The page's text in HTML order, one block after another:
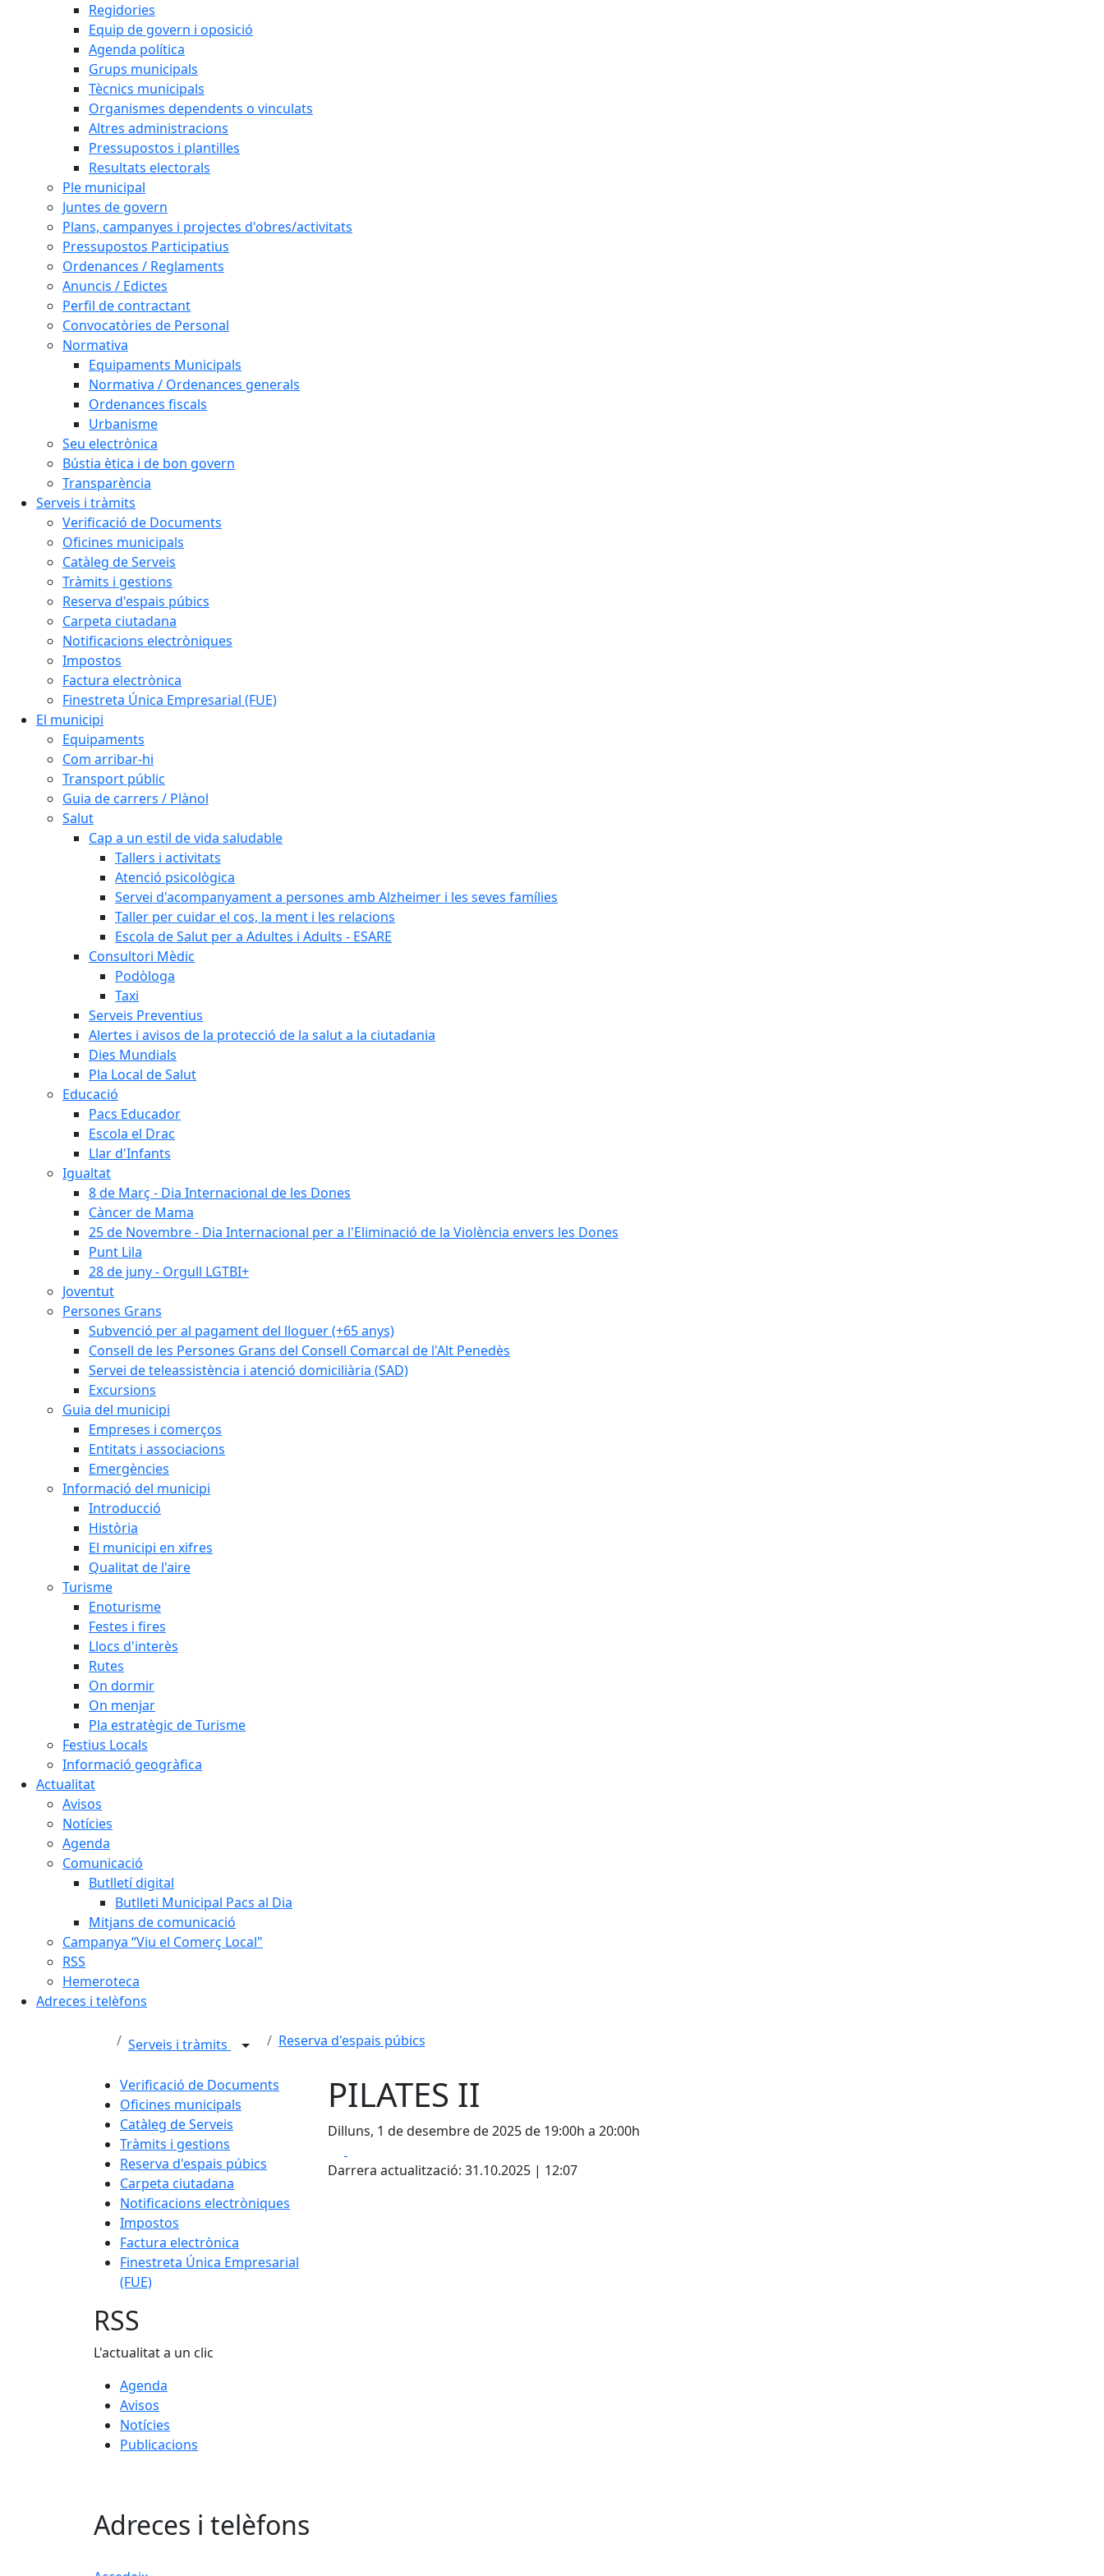
Regidories
Equip de govern i oposició
Agenda política
Grups municipals
Tècnics municipals
Organismes dependents o vinculats
Altres administracions
Pressupostos i plantilles
Resultats electorals
Ple municipal
Juntes de govern
Plans, campanyes i projectes d'obres/activitats
Pressupostos Participatius
Ordenances / Reglaments
Anuncis / Edictes
Perfil de contractant
Convocatòries de Personal
Normativa
Equipaments Municipals
Normativa / Ordenances generals
Ordenances fiscals
Urbanisme
Seu electrònica
Bústia ètica i de bon govern
Transparència
Serveis i tràmits
Verificació de Documents
Oficines municipals
Catàleg de Serveis
Tràmits i gestions
Reserva d'espais púbics
Carpeta ciutadana
Notificacions electròniques
Impostos
Factura electrònica
Finestreta Única Empresarial (FUE)
El municipi
Equipaments
Com arribar-hi
Transport públic
Guia de carrers / Plànol
Salut
Cap a un estil de vida saludable
Tallers i activitats
Atenció psicològica
Servei d'acompanyament a persones amb Alzheimer i les seves famílies
Taller per cuidar el cos, la ment i les relacions
Escola de Salut per a Adultes i Adults - ESARE
Consultori Mèdic
Podòloga
Taxi
Serveis Preventius
Alertes i avisos de la protecció de la salut a la ciutadania
Dies Mundials
Pla Local de Salut
Educació
Pacs Educador
Escola el Drac
Llar d'Infants
Igualtat
8 de Març - Dia Internacional de les Dones
Càncer de Mama
25 de Novembre - Dia Internacional per a l'Eliminació de la Violència envers les Dones
Punt Lila
28 de juny - Orgull LGTBI+
Joventut
Persones Grans
Subvenció per al pagament del lloguer (+65 anys)
Consell de les Persones Grans del Consell Comarcal de l'Alt Penedès
Servei de teleassistència i atenció domiciliària (SAD)
Excursions
Guia del municipi
Empreses i comerços
Entitats i associacions
Emergències
Informació del municipi
Introducció
Història
El municipi en xifres
Qualitat de l'aire
Turisme
Enoturisme
Festes i fires
Llocs d'interès
Rutes
On dormir
On menjar
Pla estratègic de Turisme
Festius Locals
Informació geogràfica
Actualitat
Avisos
Notícies
Agenda
Comunicació
Butlletí digital
Butlleti Municipal Pacs al Dia
Mitjans de comunicació
Campanya “Viu el Comerç Local"
RSS
Hemeroteca
Adreces i telèfons
Serveis i tràmits Reserva d'espais púbics
Verificació de Documents
Oficines municipals
Catàleg de Serveis
Tràmits i gestions
Reserva d'espais púbics
Carpeta ciutadana
Notificacions electròniques
Impostos
Factura electrònica
Finestreta Única Empresarial
(FUE)
PILATES II
Dilluns, 1 de desembre de 2025 de 19:00h a 20:00h
Darrera actualització: 31.10.2025 | 12:07
RSS
L'actualitat a un clic
Agenda
Avisos
Notícies
Publicacions
Adreces i telèfons